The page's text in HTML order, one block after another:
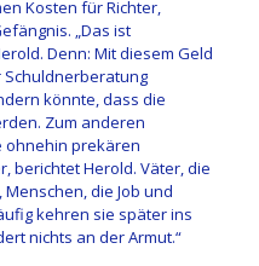
Kosten für Richter,
„Das ist
Denn: Mit diesem Geld
könnte, dass die
Zum anderen
ohnehin prekären
berichtet Herold. Väter, die
die Job und
kehren sie später ins
nichts an der Armut.“